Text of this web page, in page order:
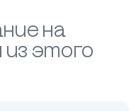
на
из этого